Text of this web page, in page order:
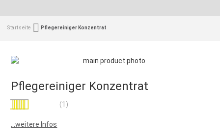
Startseite Pflegereiniger Konzentrat
Pflegereiniger Konzentrat
(1)
...weitere Infos